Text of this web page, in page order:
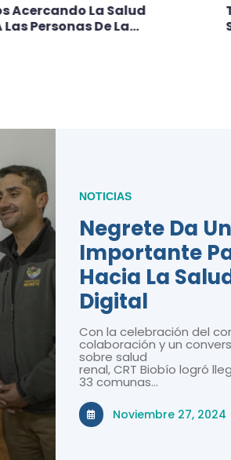
NOTICIAS
Negrete Da Un
Importante
Hacia La
Digital
Con la celebración del
colaboración y un
sobre salud
renal, CRT Biobío logró
33 comunas…
Noviembre 27, 2024
Acercando La Salud
Personas De La